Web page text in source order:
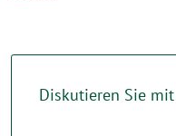
Diskutieren Sie